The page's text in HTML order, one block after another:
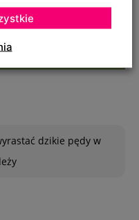
dzikie pędy w